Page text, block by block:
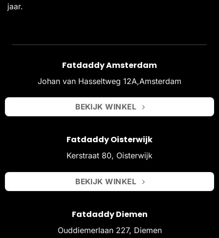
jaar.
Fatdaddy Amsterdam
Johan van Hasseltweg 12A,Amsterdam
BEKIJK WINKEL
Fatdaddy Oisterwijk
Kerstraat 80, Oisterwijk
BEKIJK WINKEL
Fatdaddy Diemen
Ouddiemerlaan 227, Diemen